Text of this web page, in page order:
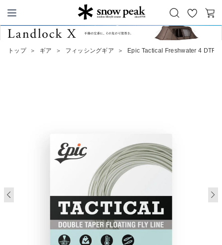
Snow Peak
お
気
カ
トップ ＞ ギア ＞ フィッシングギア ＞ Epic Tactical Freshwater 4 DTF